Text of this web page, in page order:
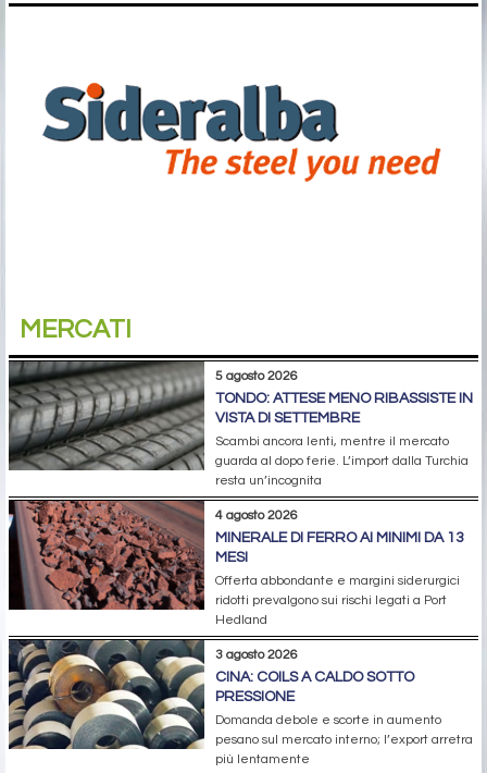
MERCATI
5 agosto 2026
TONDO: ATTESE MENO RIBASSISTE IN
VISTA DI SETTEMBRE
Scambi ancora lenti, mentre il mercato
guarda al dopo ferie. L’import dalla Turchia
resta un’incognita
4 agosto 2026
MINERALE DI FERRO AI MINIMI DA 13
MESI
Offerta abbondante e margini siderurgici
ridotti prevalgono sui rischi legati a Port
Hedland
3 agosto 2026
CINA: COILS A CALDO SOTTO
PRESSIONE
Domanda debole e scorte in aumento
pesano sul mercato interno; l’export arretra
più lentamente